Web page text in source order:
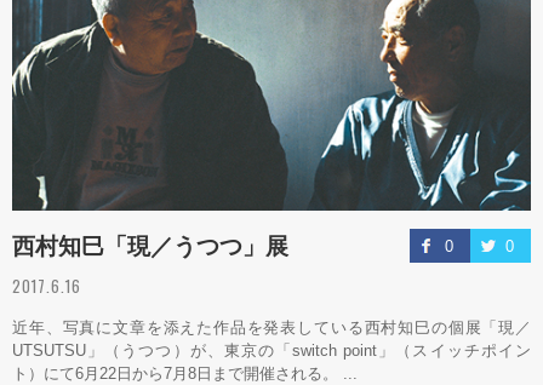
0 0
西村知巳「現／うつつ」展
2017.6.16
近年、写真に文章を添えた作品を発表している西村知巳の個展「現／
UTSUTSU」（うつつ）が、東京の「switch point」（スイッチポイン
ト）にて6月22日から7月8日まで開催される。 ...